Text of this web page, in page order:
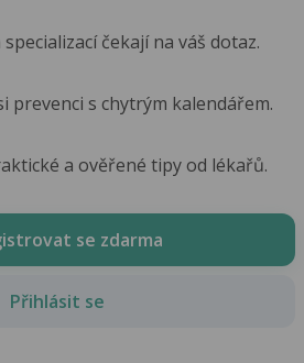
čekají na váš dotaz.
prevenci s chytrým kalendářem.
a ověřené tipy od lékařů.
se zdarma
Přihlásit se